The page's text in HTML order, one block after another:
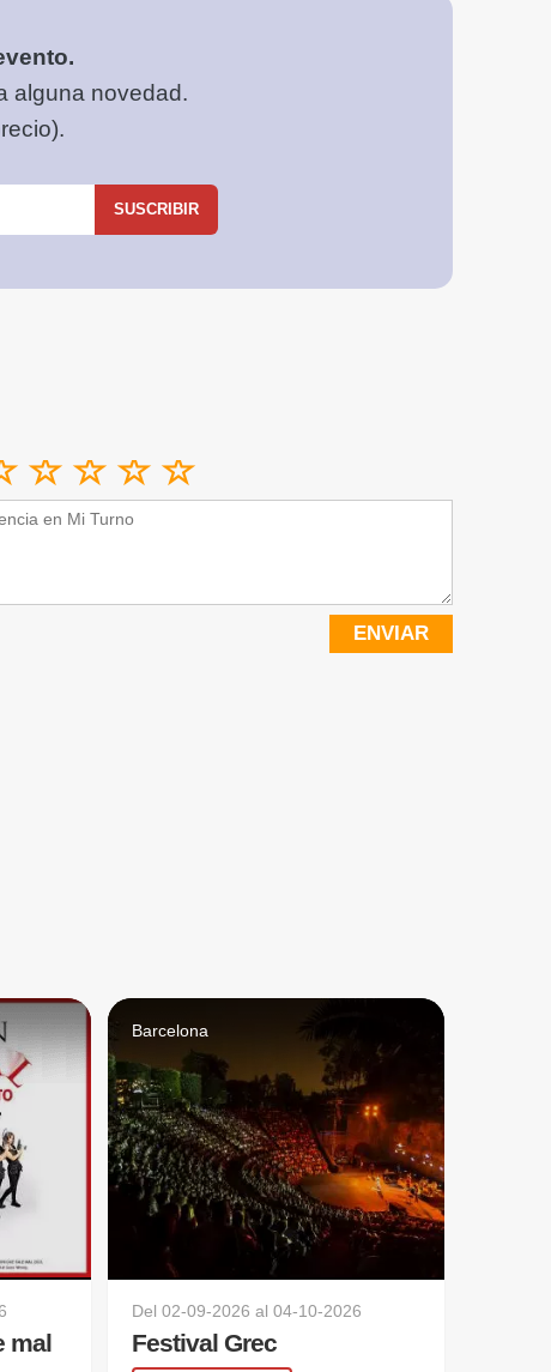
alguna novedad.
SUSCRIBIR
ENVIAR
mal
Barcelona
Del02-09-2026 al04-10-2026
Festival Grec